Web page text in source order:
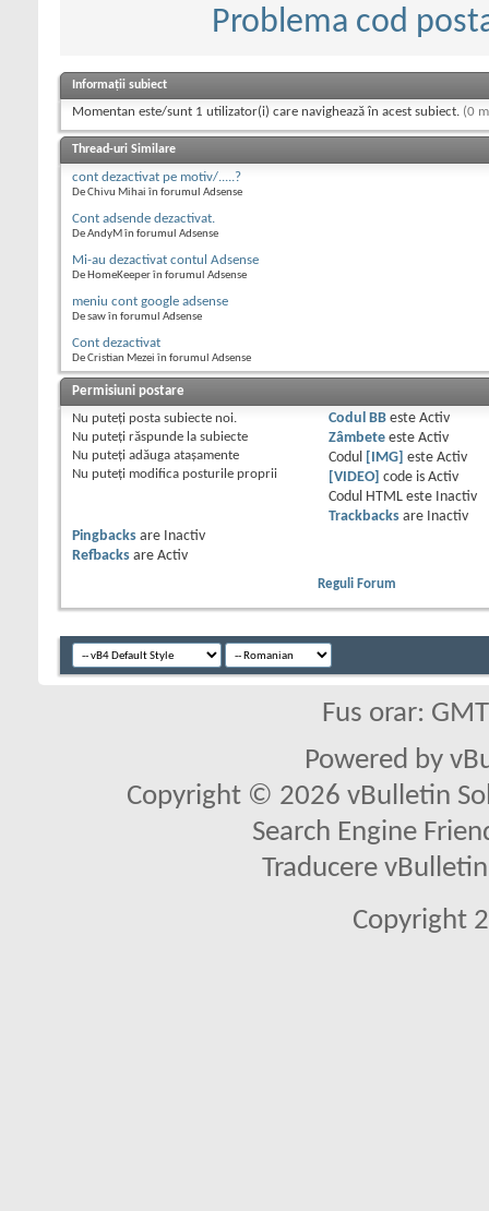
Problema cod
Informații subiect
Momentan este/sunt 1 utilizator(i) care navighează în acest subiect. (0
Thread-uri Similare
cont dezactivat pe motiv/.....?
De Chivu Mihai în forumul Adsense
Cont adsende dezactivat.
De AndyM în forumul Adsense
Mi-au dezactivat contul Adsense
De HomeKeeper în forumul Adsense
meniu cont google adsense
De saw în forumul Adsense
Cont dezactivat
De Cristian Mezei în forumul Adsense
Permisiuni postare
Nu puteţi posta subiecte noi.
Nu puteţi răspunde la subiecte
Nu puteţi adăuga ataşamente
Nu puteţi modifica posturile proprii
Codul BBeste Activ
Zâmbeteeste Activ
Codul
[IMG] este Activ
[VIDEO]
code is Activ
Codul HTML este
Inactiv
Trackbacksare
Inactiv
Pingbacks are
Inactiv
Refbacks are Activ
Reguli Forum
Fus orar:
Powered by
Copyright © 2026 vBulletin
Search Engine
Traducere
Copyright